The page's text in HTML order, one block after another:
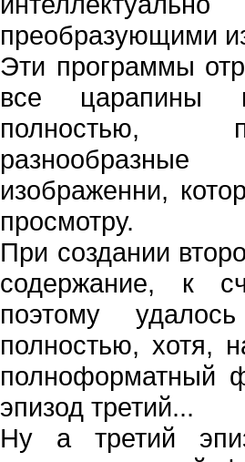
преобразующими
Эти программы
все царапины
полностью,
изображенни,
просмотру.
При создании
содержание, к
поэтому
полностью, хотя,
полноформатный
эпизод третий...
Ну а третий